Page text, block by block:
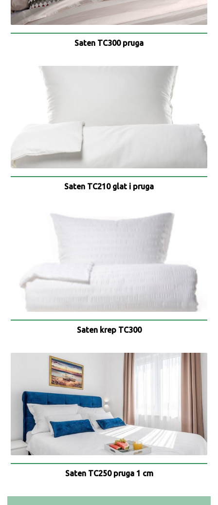
Saten TC300 pruga
Saten TC210 glat i pruga
Saten krep TC300
Saten TC250 pruga 1 cm